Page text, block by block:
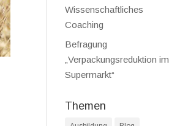
Wissenschaftliches
Coaching
Befragung
„Verpackungsreduktion im
Supermarkt“
Themen